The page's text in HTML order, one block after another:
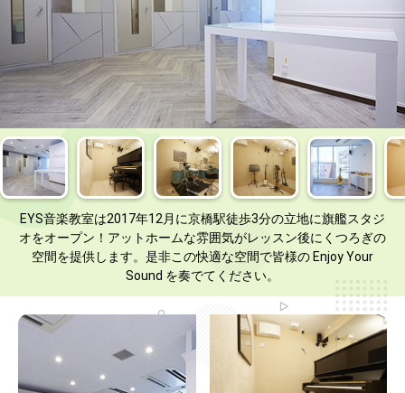
EYS音楽教室は2017年12月に京橋駅徒歩3分の立地に旗艦スタジ
オをオープン！アットホームな雰囲気がレッスン後にくつろぎの
空間を提供します。是非この快適な空間で皆様の Enjoy Your
Sound を奏でてください。